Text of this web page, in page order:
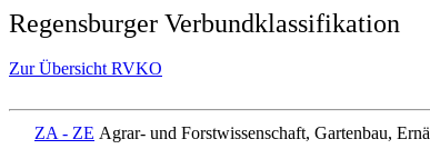
Regensburger Verbundklassifikation
Zur Übersicht RVKO
ZA - ZE Agrar- und Forstwissenschaft, Gartenbau,